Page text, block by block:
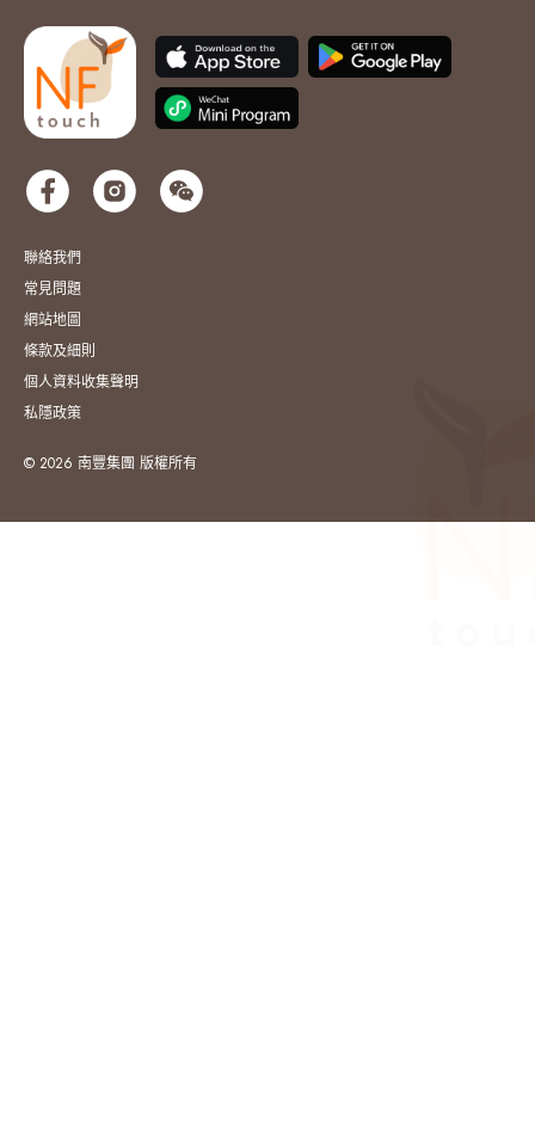
聯絡我們
常見問題
網站地圖
條款及細則
個人資料收集聲明
私隱政策
© 2026 南豐集團 版權所有